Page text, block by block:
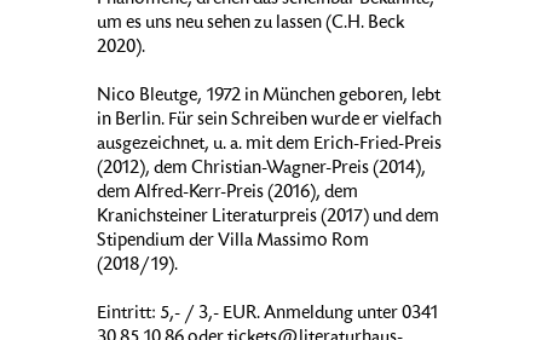
um es uns neu sehen zu lassen (C.H. Beck
2020).
Nico Bleutge, 1972 in München geboren, lebt
in Berlin. Für sein Schreiben wurde er vielfach
ausgezeichnet, u. a. mit dem Erich-Fried-Preis
(2012), dem Christian-Wagner-Preis (2014),
dem Alfred-Kerr-Preis (2016), dem
Kranichsteiner Literaturpreis (2017) und dem
Stipendium der Villa Massimo Rom
(2018/19).
Eintritt: 5,- / 3,- EUR. Anmeldung unter 0341